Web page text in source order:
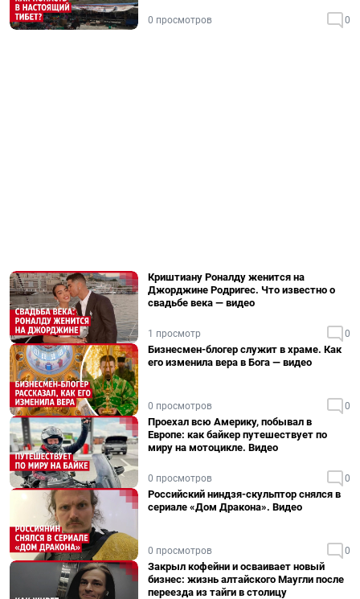
0 просмотров 0
Криштиану Роналду женится на
Джорджине Родригес. Что известно о
свадьбе века — видео
1 просмотр 0
Бизнесмен-блогер служит в храме. Как
его изменила вера в Бога — видео
0 просмотров 0
Проехал всю Америку, побывал в
Европе: как байкер путешествует по
миру на мотоцикле. Видео
0 просмотров 0
Российский ниндзя-скульптор снялся в
сериале «Дом Дракона». Видео
0 просмотров 0
Закрыл кофейни и осваивает новый
бизнес: жизнь алтайского Маугли после
переезда из тайги в столицу